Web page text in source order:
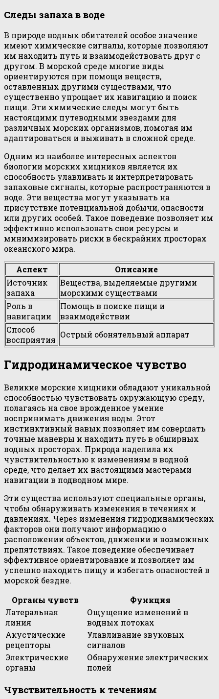
Следы запаха в воде
В природе водных обитателей особое значение
имеют химические сигналы, которые позволяют
им находить путь и взаимодействовать друг с
другом. В морской среде многие виды
ориентируются при помощи веществ,
оставленных другими существами, что
существенно упрощает их навигацию и поиск
пищи. Эти химические следы могут быть
настоящими путеводными звездами для
различных морских организмов, помогая им
адаптироваться и выживать в сложной среде.
Одним из наиболее интересных аспектов
биологии морских хищников является их
способность улавливать и интерпретировать
запаховые сигналы, которые распространяются в
воде. Эти вещества могут указывать на
присутствие потенциальной добычи, опасности
или других особей. Такое поведение позволяет им
эффективно использовать свои ресурсы и
минимизировать риски в бескрайних просторах
океанского мира.
Аспект
Описание
Источник
запаха
Вещества, выделяемые другими
морскими существами
Роль в
навигации
Помощь в поиске пищи и
взаимодействии
Способ
восприятия
Острый обонятельный аппарат
Гидродинамическое чувство
Великие морские хищники обладают уникальной
способностью чувствовать окружающую среду,
полагаясь на свое врожденное умение
воспринимать движения воды. Этот
инстинктивный навык позволяет им совершать
точные маневры и находить путь в обширных
водных просторах. Природа наделила их
чувствительностью к изменениям в водной
среде, что делает их настоящими мастерами
навигации в подводном мире.
Эти существа используют специальные органы,
чтобы обнаруживать изменения в течениях и
давлениях. Через изменения гидродинамических
факторов они получают информацию о
расположении объектов, движении и возможных
препятствиях. Такое поведение обеспечивает
эффективное ориентирование и позволяет им
успешно находить пищу и избегать опасностей в
морской бездне.
Органы чувств
Функция
Латеральная
линия
Ощущение изменений в
водных потоках
Акустические
рецепторы
Улавливание звуковых
сигналов
Электрические
органы
Обнаружение электрических
полей
Чувствительность к течениям